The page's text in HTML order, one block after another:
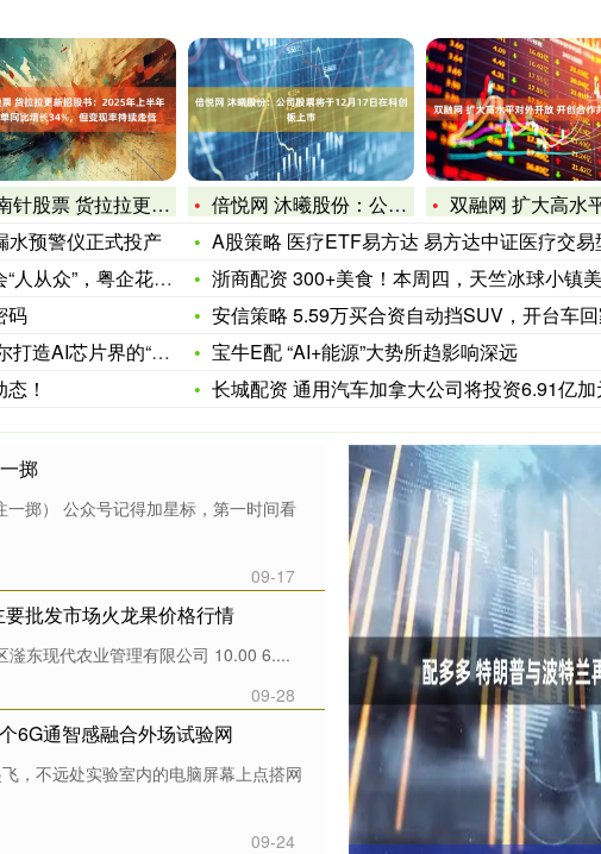
货拉拉更新招股书：2025年上半年履约订单同比增
水预警仪正式投产
，粤企花式上演“学霸
码
片界的“复仇者联盟
！
倍悦网 沐曦股份：公司股票将于12月17日在科创板上市
双融网 扩大高水平对外开放 开创合作共
A股策略 医疗ETF易方达 易方达中证医疗交易型开放式
浙商配资 300+美食！本周四，天竺冰球小镇美食嘉年华
安信策略 5.59万买合资自动挡SUV，开台车回家过年
宝牛E配 “AI+能源”大势所趋影响深远
长城配资 通用汽车加拿大公司将投资6.91亿加元用于
掷
一掷） 公众号记得加星标，第一时间看
09-17
批发市场火龙果价格行情
东现代农业管理有限公司 10.00 6....
09-28
6G通智感融合外场试验网
，不远处实验室内的电脑屏幕上点搭网
09-24